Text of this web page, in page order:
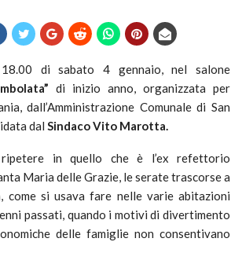
di sabato 4 gennaio, nel salone
di inizio anno, organizzata per
dall’Amministrazione Comunale di San
dal Sindaco Vito Marotta.
in quello che è l’ex refettorio
Maria delle Grazie, le serate trascorse a
come si usava fare nelle varie abitazioni
passati, quando i motivi di divertimento
delle famiglie non consentivano